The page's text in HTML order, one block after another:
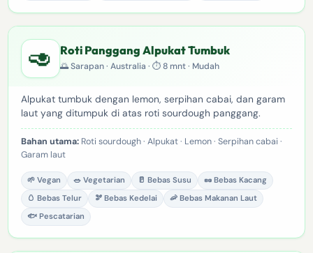
🥑 Roti Panggang Alpukat Tumbuk
🌅 Sarapan · Australia · ⏱ 8 mnt · Mudah
Alpukat tumbuk dengan lemon, serpihan cabai, dan garam
laut yang ditumpuk di atas roti sourdough panggang.
Bahan utama:Roti sourdough · Alpukat · Lemon · Serpihan cabai ·
Garam laut
🌱 Vegan 🥗 Vegetarian 🥛 Bebas Susu
🥜 Bebas Kacang
🥚 Bebas Telur
🫘 Bebas Kedelai
🦐 Bebas Makanan Laut
🐟 Pescatarian